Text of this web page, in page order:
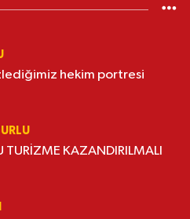
hekim portresi
TURİZME KAZANDIRILMALI